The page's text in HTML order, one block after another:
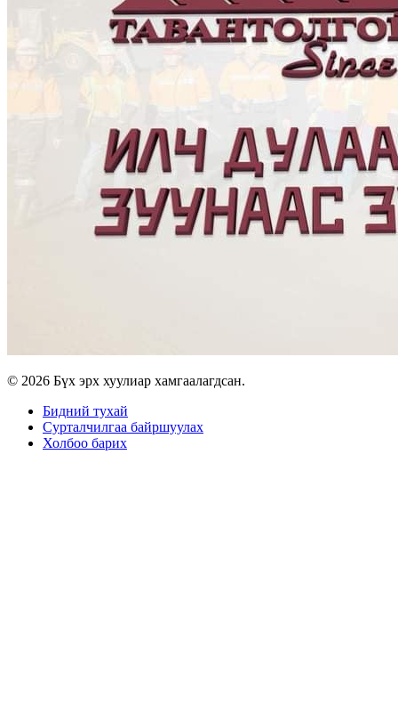
© 2026 Бүх эрх хуулиар хамгаалагдсан.
Бидний тухай
Сурталчилгаа байршуулах
Холбоо барих